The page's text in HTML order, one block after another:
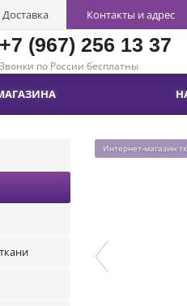
Доставка Контакты и адрес
+7 (967) 256 13 37
Звонки по России бесплатны
Интернет-магазин